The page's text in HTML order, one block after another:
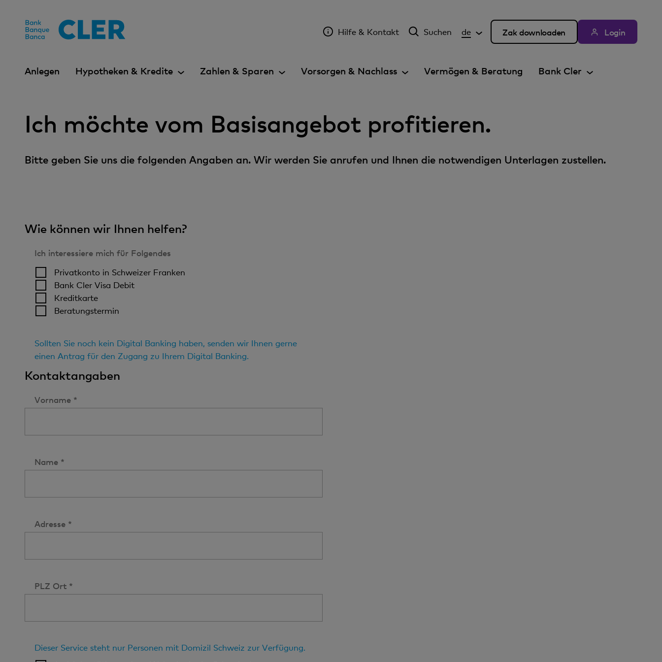
Hilfe & Kontakt Suchen de Zak downloaden Login
Anlegen Hypotheken & Kredite Zahlen & Sparen Vorsorgen & Nachlass Vermögen & Beratung Bank Cler
Ich möchte vom Basisangebot profitieren.
Bitte geben Sie uns die folgenden Angaben an. Wir werden Sie anrufen und Ihnen die notwendigen Unterlagen zustellen.
Wie können wir Ihnen helfen?
Ich interessiere mich für Folgendes
Privatkonto in Schweizer Franken
Bank Cler Visa Debit
Kreditkarte
Beratungstermin
Sollten Sie noch kein Digital Banking haben, senden wir Ihnen gerne
einen Antrag für den Zugang zu Ihrem Digital Banking.
Kontaktangaben
Vorname *
Name *
Adresse *
PLZ Ort *
Dieser Service steht nur Personen mit Domizil Schweiz zur Verfügung.